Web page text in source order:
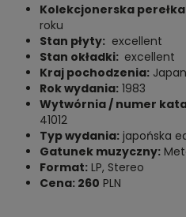
Kolekcjonerska
roku
Stan płyty: excellent
Stan okładki: excellent
Kraj pochodzenia: Japan
Rok wydania: 1983
Wytwórnia / numer
41012
Typ wydania: japońska
Gatunek muzyczny:
Format: LP, Stereo
Cena: 260 PLN